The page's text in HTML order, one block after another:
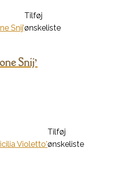
Tilføj
ønskeliste
Snij’
Tilføj
ønskeliste